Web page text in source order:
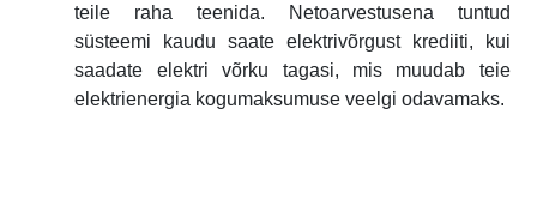
teile raha teenida. Netoarvestusena tuntud
süsteemi kaudu saate elektrivõrgust krediiti, kui
saadate elektri võrku tagasi, mis muudab teie
elektrienergia kogumaksumuse veelgi odavamaks.